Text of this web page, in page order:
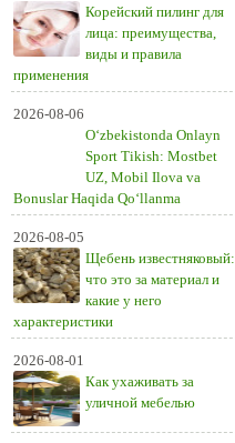
Корейский пилинг для
лица: преимущества,
виды и правила
применения
2026-08-06
O‘zbekistonda Onlayn
Sport Tikish: Mostbet
UZ, Mobil Ilova va
Bonuslar Haqida Qo‘llanma
2026-08-05
Щебень известняковый:
что это за материал и
какие у него
характеристики
2026-08-01
Как ухаживать за
уличной мебелью